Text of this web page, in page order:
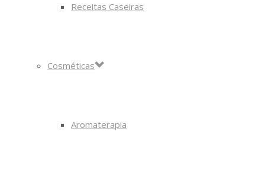
Receitas Caseiras
Cosméticas
Aromaterapia